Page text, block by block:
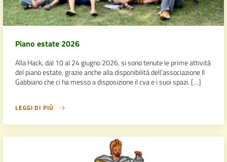
Piano estate 2026
Alla Hack, dal 10 al 24 giugno 2026, si sono tenute le prime attività
del piano estate, grazie anche alla disponibilità dell’associazione Il
Gabbiano che ci ha messo a disposizione il cva e i suoi spazi. […]
LEGGI DI PIÙ